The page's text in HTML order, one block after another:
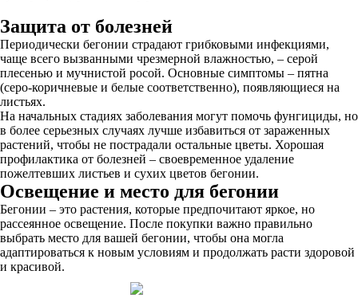
Защита от болезней
Периодически бегонии страдают грибковыми инфекциями,
чаще всего вызванными чрезмерной влажностью, – серой
плесенью и мучнистой росой. Основные симптомы – пятна
(серо-коричневые и белые соответственно), появляющиеся на
листьях.
На начальных стадиях заболевания могут помочь фунгициды, но
в более серьезных случаях лучше избавиться от зараженных
растений, чтобы не пострадали остальные цветы. Хорошая
профилактика от болезней – своевременное удаление
пожелтевших листьев и сухих цветов бегонии.
Освещение и место для бегонии
Бегонии – это растения, которые предпочитают яркое, но
рассеянное освещение. После покупки важно правильно
выбрать место для вашей бегонии, чтобы она могла
адаптироваться к новым условиям и продолжать расти здоровой
и красивой.